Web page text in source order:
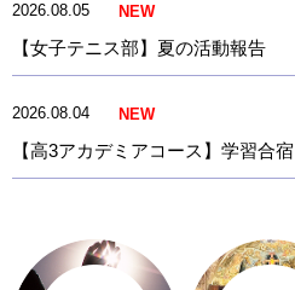
2026.08.05 NEW
【女子テニス部】夏の活動報告
2026.08.04 NEW
【高3アカデミアコース】学習合宿